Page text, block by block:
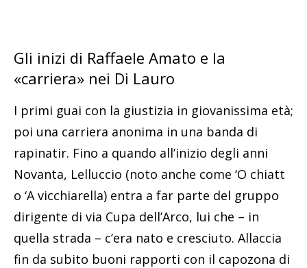
Gli inizi di Raffaele Amato e la
«carriera» nei Di Lauro
I primi guai con la giustizia in giovanissima età;
poi una carriera anonima in una banda di
rapinatir. Fino a quando all’inizio degli anni
Novanta, Lelluccio (noto anche come ‘O chiatt
o ‘A vicchiarella) entra a far parte del gruppo
dirigente di via Cupa dell’Arco, lui che – in
quella strada – c’era nato e cresciuto. Allaccia
fin da subito buoni rapporti con il capozona di